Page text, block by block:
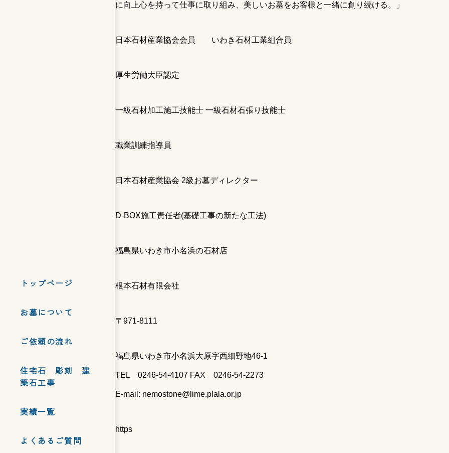
トップページ
お墓について
ご依頼の流れ
住宅石 彫刻 建
築石工事
実績一覧
よくあるご質問
に向上心を持って仕事に取り組み、美しいお墓をお客様と一緒に創り続ける。」
日本石材産業協会会員 いわき石材工業組合員
厚生労働大臣認定
一級石材加工施工技能士 一級石材石張り技能士
職業訓練指導員
日本石材産業協会 2級お墓ディレクター
D-BOX施工責任者(基礎工事の新たな工法)
福島県いわき市小名浜の石材店
根本石材有限会社
〒971-8111
福島県いわき市小名浜大原字西細野地46-1
TEL 0246-54-4107 FAX 0246-54-2273
E-mail: nemostone@lime.plala.or.jp
https